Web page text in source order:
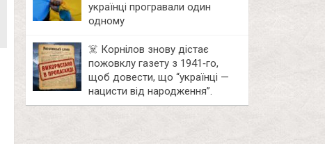
українці програвали один
одному
☠️ Корнілов знову дістає
пожовклу газету з 1941‑го,
щоб довести, що “українці —
нацисти від народження”.